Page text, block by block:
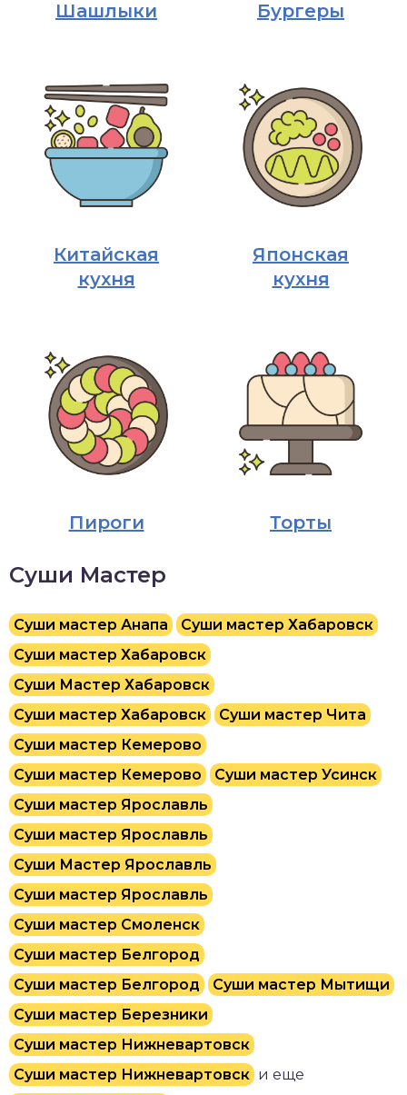
Шашлыки Бургеры
Китайская
кухня
Японская
кухня
Пироги Торты
Суши Мастер
Суши мастер Анапа
Суши мастер Хабаровск
Суши мастер Хабаровск
Суши Мастер Хабаровск
Суши мастер Хабаровск
Суши мастер Чита
Суши мастер Кемерово
Суши мастер Кемерово
Суши мастер Усинск
Суши мастер Ярославль
Суши мастер Ярославль
Суши Мастер Ярославль
Суши мастер Ярославль
Суши мастер Смоленск
Суши мастер Белгород
Суши мастер Белгород
Суши мастер Мытищи
Суши мастер Березники
Суши мастер Нижневартовск
Суши мастер Нижневартовск и еще